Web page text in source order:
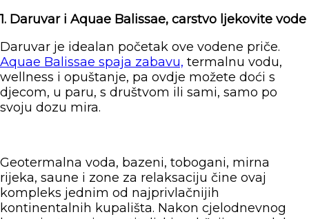
1. Daruvar i Aquae Balissae, carstvo ljekovite vode
Daruvar je idealan početak ove vodene priče.
Aquae Balissae spaja zabavu, termalnu vodu,
wellness i opuštanje, pa ovdje možete doći s
djecom, u paru, s društvom ili sami, samo po
svoju dozu mira.
Geotermalna voda, bazeni, tobogani, mirna
rijeka, saune i zone za relaksaciju čine ovaj
kompleks jednim od najprivlačnijih
kontinentalnih kupališta. Nakon cjelodnevnog